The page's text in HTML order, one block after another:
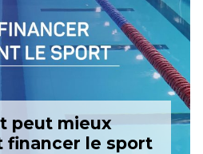
peut mieux
financer le sport